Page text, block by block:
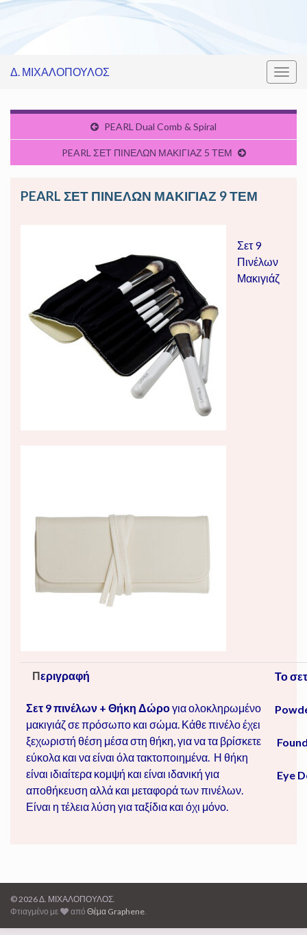
Δ. ΜΙΧΑΛΟΠΟΥΛΟΣ
PEARL Dual Comb & Spiral
PEARL ΣΕΤ ΠΙΝΕΛΩΝ ΜΑΚΙΓΙΑΖ 5 ΤΕΜ
PEARL ΣΕΤ ΠΙΝΕΛΩΝ ΜΑΚΙΓΙΑΖ 9 ΤΕΜ
Σετ 9
Πινέλων
Μακιγιάζ
Περιγραφή
Σετ 9 πινέλων + Θήκη Δώρογια ολοκληρωμένο
μακιγιάζ σε πρόσωπο και σώμα. Κάθε πινέλο έχει
ξεχωριστή θέση μέσα στη θήκη, για να τα βρίσκετε
εύκολα και να είναι όλα τακτοποιημένα. Η θήκη
είναι ιδιαίτερα κομψή και είναι ιδανική για
αποθήκευση αλλά και μεταφορά των πινέλων.
Είναι η τέλεια λύση για ταξίδια και όχι μόνο.
Το
Eye
© 2026 Δ. ΜΙΧΑΛΟΠΟΥΛΟΣ.
Φτιαγμένο με
απόΘέμα Graphene.